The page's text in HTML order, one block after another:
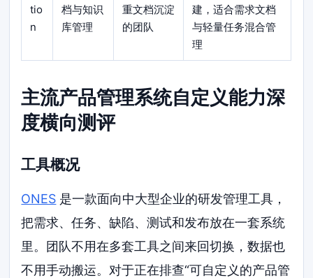
tio
n
档与知识
库管理
重文档沉淀
的团队
建，适合需求文档
与轻量任务混合管
理
主流产品管理系统自定义能力深
度横向测评
工具概况
ONES 是一款面向中大型企业的研发管理工具，
把需求、任务、缺陷、测试和发布放在一套系统
里。团队不用在多套工具之间来回切换，数据也
不用手动搬运。对于正在排查“可自定义的产品管